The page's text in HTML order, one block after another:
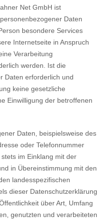
Net GmbH ist
Daten
besondere Services
Internetseite in Anspruch
Verarbeitung
werden. Ist die
Daten erforderlich und
keine gesetzliche
Einwilligung der betroffenen
Daten, beispielsweise des
oder Telefonnummer
im Einklang mit der
in Übereinstimmung mit den
landesspezifischen
dieser Datenschutzerklärung
über Art, Umfang
genutzten und verarbeiteten